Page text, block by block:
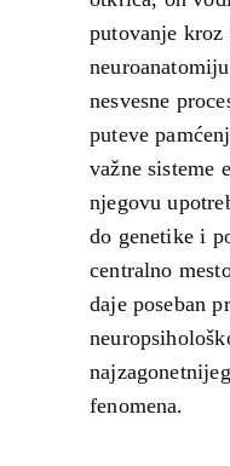
putovanje
nesvesne
puteve
važne sisteme
njegovu
do genetike i
centralno
daje poseban
fenomena.